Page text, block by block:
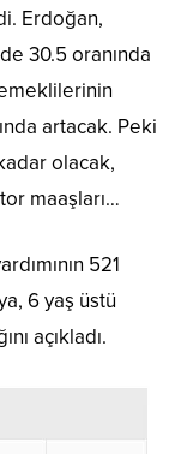
Erdoğan,
30.5 oranında
artacak. Peki
olacak,
maaşları…
521
6 yaş üstü
açıkladı.